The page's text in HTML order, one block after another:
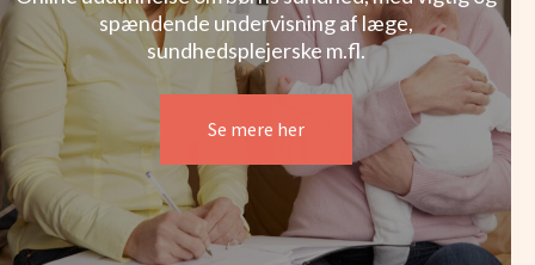
spændende undervisning af læge,
sundhedsplejerske m.fl.
Se mere her